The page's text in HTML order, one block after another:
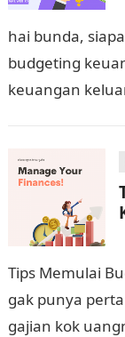
hai bunda,
budgeting
keuangan
Tips Memulai
gak punya
gajian kok